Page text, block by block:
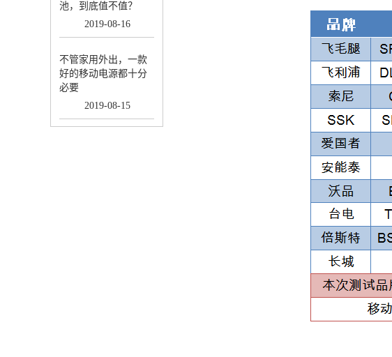
池，到底值不值？
2019-08-16
不管家用外出，一款
好的移动电源都十分
必要
2019-08-15